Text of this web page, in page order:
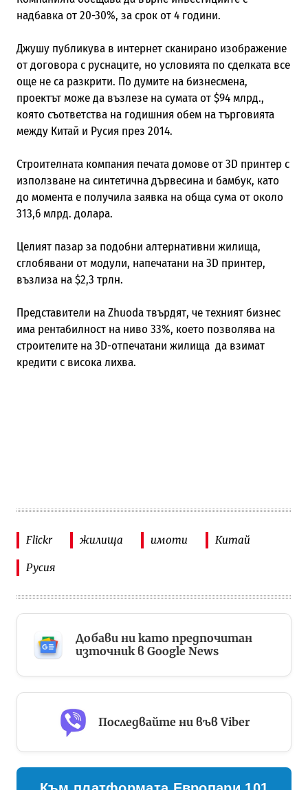
надбавка от 20-30%, за срок от 4 години.
Джушу публикува в интернет сканирано изображение
от договора с руснаците, но условията по сделката все
още не са разкрити. По думите на бизнесмена,
проектът може да възлезе на сумата от $94 млрд.,
която съответства на годишния обем на търговията
между Китай и Русия през 2014.
Строителната компания печата домове от3D принтер с
използване на синтетична дървесина и бамбук, като
до момента е получила заявка на обща сума от около
313,6 млрд. долара.
Целият пазар за подобни алтернативни жилища,
сглобявани от модули, напечатани на 3D принтер,
възлиза на $2,3 трлн.
Представители на Zhuoda твърдят, че техният бизнес
има рентабилност на ниво 33%, което позволява на
строителите на 3D-отпечатани жилища да взимат
кредити с висока лихва.
Flickr жилища имоти Китай
Русия
Добави ни като предпочитан
източник в Google News
Последвайте ни във Viber